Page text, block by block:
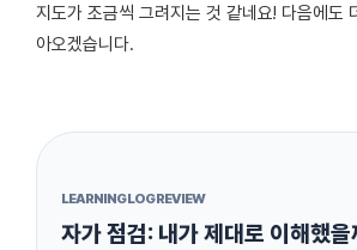
지도가 조금씩 그려지는 것 같네요! 다음에도
아오겠습니다.
LEARNING LOG REVIEW
자가 점검: 내가 제대로 이해했